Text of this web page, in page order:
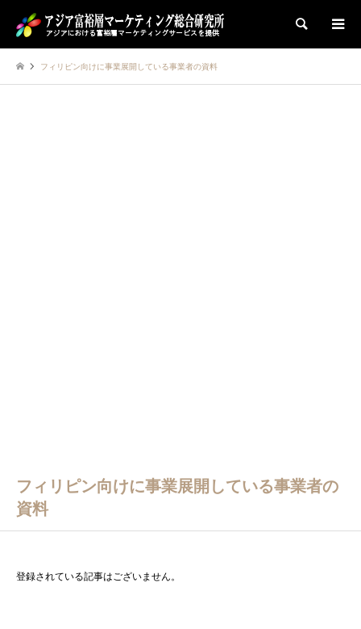
検索
フィリピン向けに事業展開している事業者の資料
フィリピン向けに事業展開している事業者の
資料
登録されている記事はございません。